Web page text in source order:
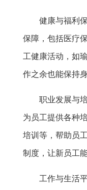
健康与福利
保障，包括医疗
工健康活动，如
作之余也能保持
职业发展与
为员工提供各种
培训等，帮助员
制度，让新员工
工作与生活